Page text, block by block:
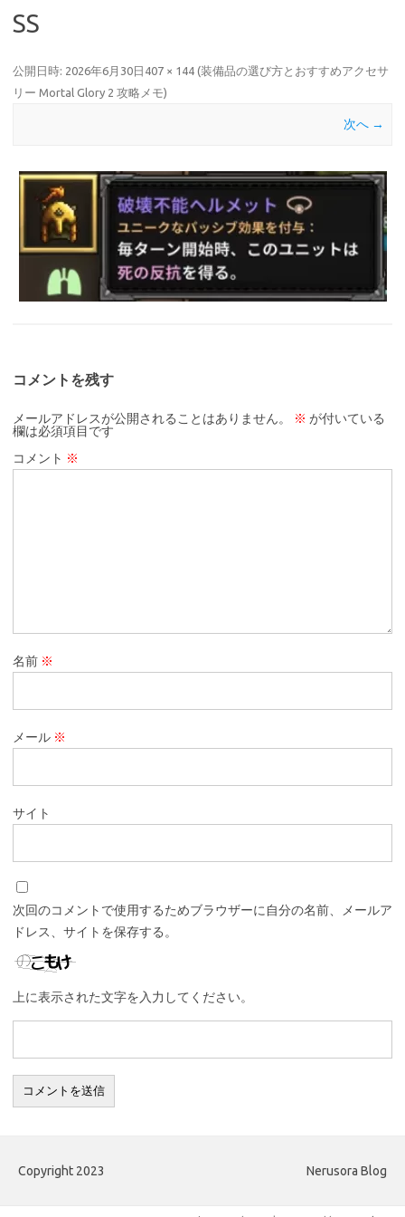
SS
公開日時: 2026年6月30日 407 × 144 (装備品の選び方とおすすめアクセサ
リー Mortal Glory 2 攻略メモ)
次へ →
コメントを残す
メールアドレスが公開されることはありません。 ※ が付いている
欄は必須項目です
コメント ※
名前 ※
メール ※
サイト
次回のコメントで使用するためブラウザーに自分の名前、メールア
ドレス、サイトを保存する。
上に表示された文字を入力してください。
Copyright 2023 Nerusora Blog